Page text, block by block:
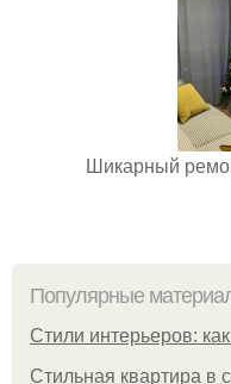
Шикарный
Популярные
Стили интерьеров:
Стильная квартира в